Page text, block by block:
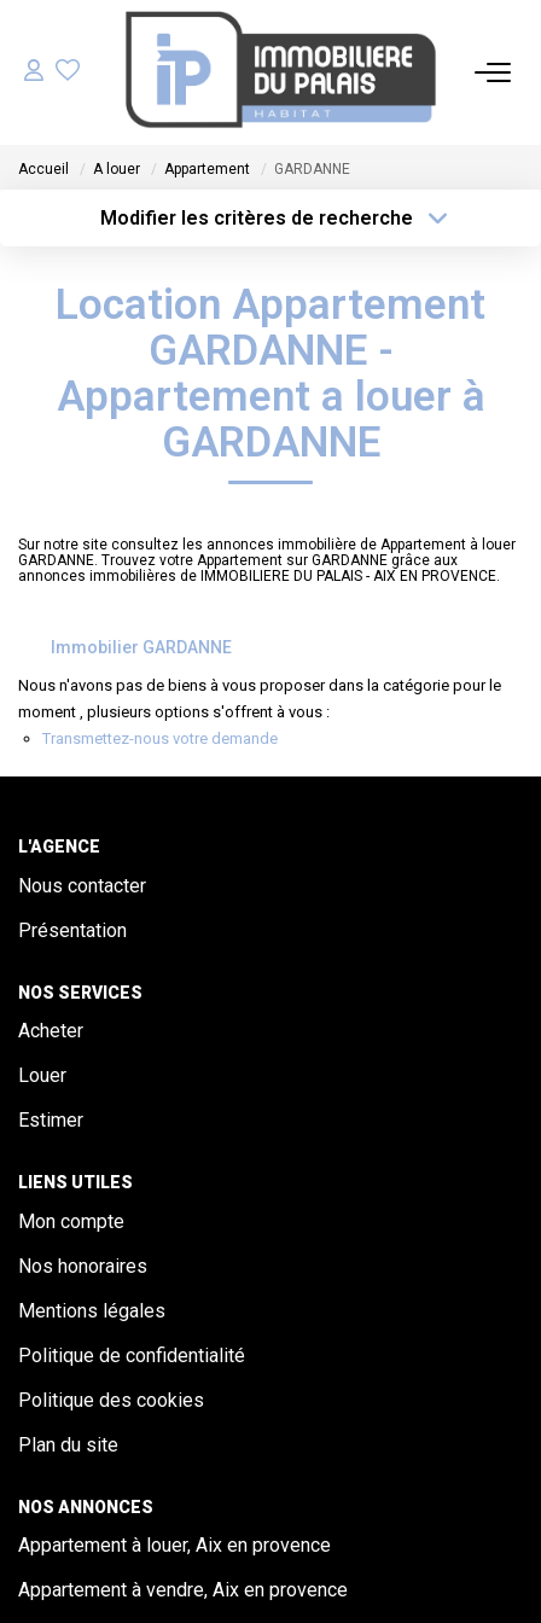
ACHETER
ESTIMER
NOS AGENCES
NOTRE ÉQUIPE
ALERTE
Accueil A louer Appartement GARDANNE
Modifier les critères de recherche
Sélectionnez...
Type de bien
Surface min
Budget max Plus de critères
Créer une alerte
Location Appartement
GARDANNE -
Appartement a louer à
GARDANNE
Sur notre site consultez les annonces immobilière de Appartement à louer
GARDANNE. Trouvez votre Appartement sur GARDANNE grâce aux
annonces immobilières de IMMOBILIERE DU PALAIS - AIX EN PROVENCE.
Immobilier GARDANNE
Nous n'avons pas de biens à vous proposer dans la catégorie pour le
moment , plusieurs options s'offrent à vous :
Transmettez-nous votre demande
L'AGENCE
Nous contacter
Présentation
NOS SERVICES
Acheter
Louer
Estimer
LIENS UTILES
Mon compte
Nos honoraires
Mentions légales
Politique de confidentialité
Politique des cookies
Plan du site
NOS ANNONCES
Appartement à louer, Aix en provence
Appartement à vendre, Aix en provence